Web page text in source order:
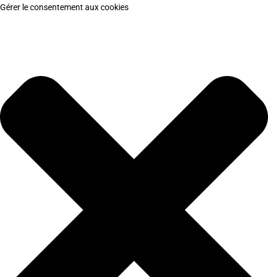
Gérer le consentement aux cookies